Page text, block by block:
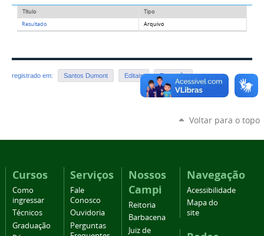
Título
Tipo
Resultado
Arquivo
registrado em: Santos Dumont Editais Extensão
Voltar para o topo
Cursos
Como
ingressar
Técnicos
Graduação
Serviços
Fale
Conosco
Ouvidoria
Perguntas
Nossos
Campi
Reitoria
Barbacena
Juiz de
Navegação
Acessibilidade
Mapa do
site